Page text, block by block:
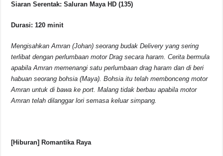
Siaran Serentak: Saluran Maya HD (135)
Durasi: 120 minit
Mengisahkan Amran (Johan) seorang budak Delivery yang sering
terlibat dengan perlumbaan motor Drag secara haram. Cerita bermula
apabila Amran memenangi satu perlumbaan drag haram dan di beri
habuan seorang bohsia (Maya). Bohsia itu telah membonceng motor
Amran untuk di bawa ke port. Malang tidak berbau apabila motor
Amran telah dilanggar lori semasa keluar simpang.
[Hiburan] Romantika Raya